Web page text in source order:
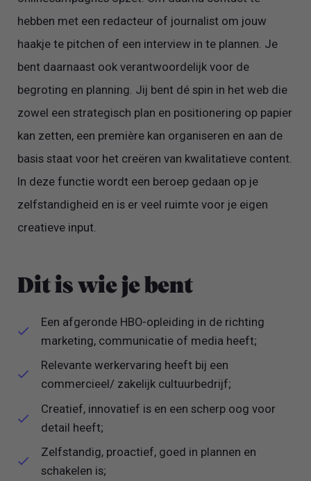
hebben met een redacteur of journalist om jouw
haakje te pitchen of een interview in te plannen. Je
bent daarnaast ook verantwoordelijk voor de
begroting en planning. Jij bent dé spin in het web die
zowel een strategisch plan en positionering op papier
kan zetten, een première kan organiseren en aan de
basis staat voor het creëren van kwalitatieve content.
In deze functie wordt een beroep gedaan op je
zelfstandigheid en is er veel ruimte voor je eigen
creatieve input.
Dit is wie je bent
Een afgeronde HBO-opleiding in de richting
marketing, communicatie of media heeft;
Relevante werkervaring heeft bij een
commercieel/ zakelijk cultuurbedrijf;
Creatief, innovatief is en een scherp oog voor
detail heeft;
Zelfstandig, proactief, goed in plannen en
schakelen is;